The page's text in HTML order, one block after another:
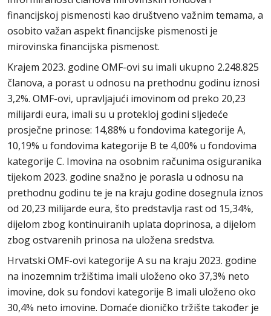
financijskoj pismenosti kao društveno važnim temama, a
osobito važan aspekt financijske pismenosti je
mirovinska financijska pismenost.
Krajem 2023. godine OMF-ovi su imali ukupno 2.248.825
članova, a porast u odnosu na prethodnu godinu iznosi
3,2%. OMF-ovi, upravljajući imovinom od preko 20,23
milijardi eura, imali su u protekloj godini sljedeće
prosječne prinose: 14,88% u fondovima kategorije A,
10,19% u fondovima kategorije B te 4,00% u fondovima
kategorije C. Imovina na osobnim računima osiguranika
tijekom 2023. godine snažno je porasla u odnosu na
prethodnu godinu te je na kraju godine dosegnula iznos
od 20,23 milijarde eura, što predstavlja rast od 15,34%,
dijelom zbog kontinuiranih uplata doprinosa, a dijelom
zbog ostvarenih prinosa na uložena sredstva.
Hrvatski OMF-ovi kategorije A su na kraju 2023. godine
na inozemnim tržištima imali uloženo oko 37,3% neto
imovine, dok su fondovi kategorije B imali uloženo oko
30,4% neto imovine. Domaće dioničko tržište također je